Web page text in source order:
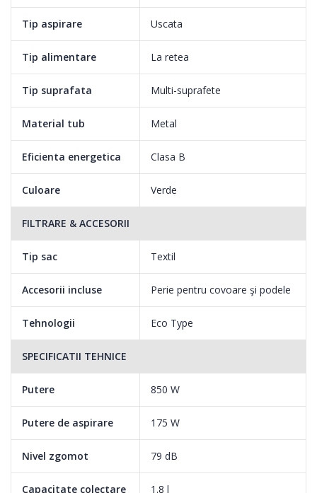
Tip aspirare Uscata
Tip alimentare La retea
Tip suprafata Multi-suprafete
Material tub Metal
Eficienta energetica Clasa B
Culoare Verde
FILTRARE & ACCESORII
Tip sac Textil
Accesorii incluse Perie pentru covoare şi podele
Tehnologii Eco Type
SPECIFICATII TEHNICE
Putere 850 W
Putere de aspirare 175 W
Nivel zgomot 79 dB
Capacitate colectare 1.8 l